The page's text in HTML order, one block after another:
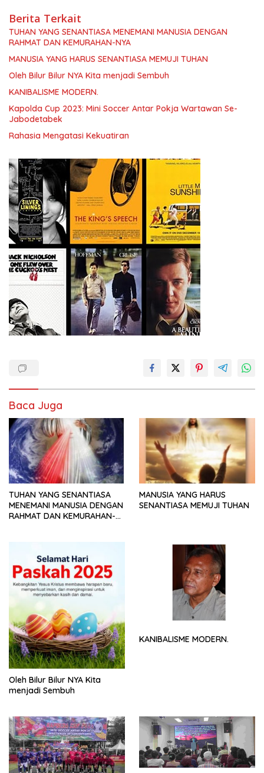
Berita Terkait
TUHAN YANG SENANTIASA MENEMANI MANUSIA DENGAN
RAHMAT DAN KEMURAHAN-NYA
MANUSIA YANG HARUS SENANTIASA MEMUJI TUHAN
Oleh Bilur Bilur NYA Kita menjadi Sembuh
KANIBALISME MODERN.
Kapolda Cup 2023: Mini Soccer Antar Pokja Wartawan Se-
Jabodetabek
Rahasia Mengatasi Kekuatiran
Baca Juga
TUHAN YANG SENANTIASA
MENEMANI MANUSIA DENGAN
RAHMAT DAN KEMURAHAN-
MANUSIA YANG HARUS
SENANTIASA MEMUJI TUHAN
Oleh Bilur Bilur NYA Kita
menjadi Sembuh
KANIBALISME MODERN.